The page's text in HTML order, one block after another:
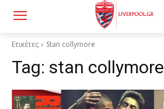
Ετικέτες Stan collymore
Tag: stan collymore